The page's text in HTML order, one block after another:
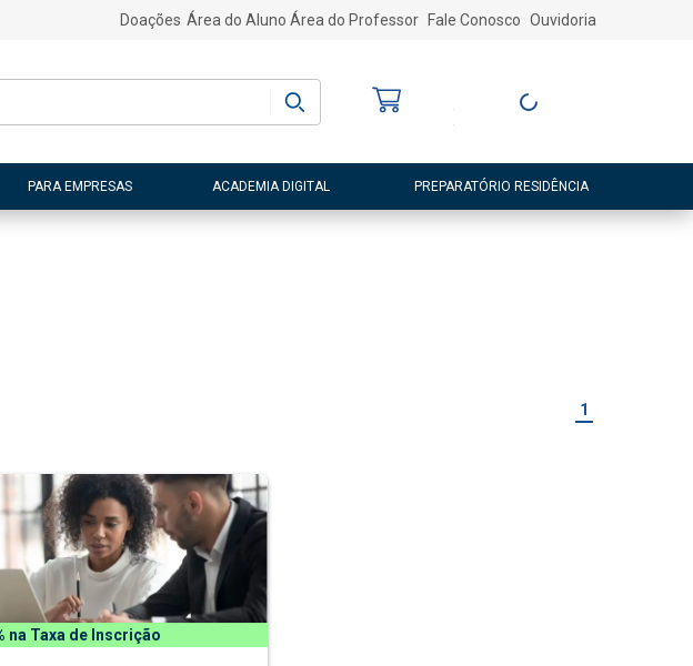
Doações Área do Aluno Área do Professor Fale Conosco Ouvidoria
Entre ou Cadastre-
PARA EMPRESAS ACADEMIA DIGITAL PREPARATÓRIO RESIDÊNCIA
1
na Taxa de Inscrição